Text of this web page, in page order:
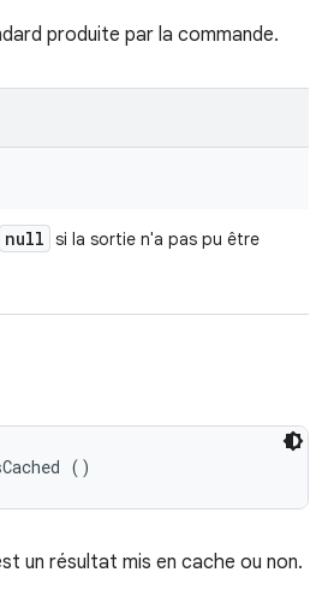
produite par la commande.
null si la sortie n'a pas pu être
()
un résultat mis en cache ou non.